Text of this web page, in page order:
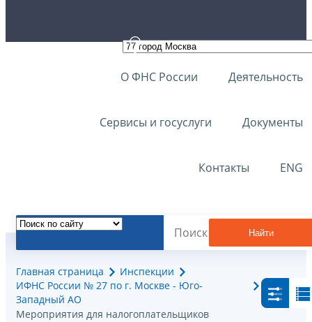
О ФНС России Деятельность
Сервисы и госуслуги Документы
Контакты ENG
Найти
Главная страница
Инспекции
ИФНС России № 27 по г. Москве - Юго-
Западный АО
Мероприятия для налогоплательщиков